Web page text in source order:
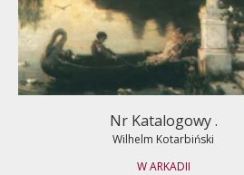
Nr Katalogowy .
Wilhelm Kotarbiński
W ARKADII